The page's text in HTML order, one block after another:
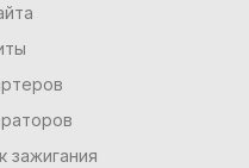
зажигания